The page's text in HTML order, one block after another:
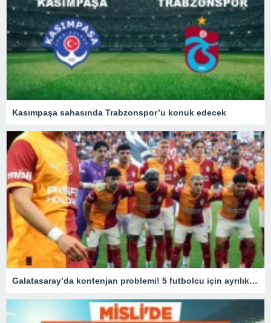
Kasımpaşa sahasında Trabzonspor’u konuk edecek
Galatasaray’da kontenjan problemi! 5 futbolcu için ayrılık kararı